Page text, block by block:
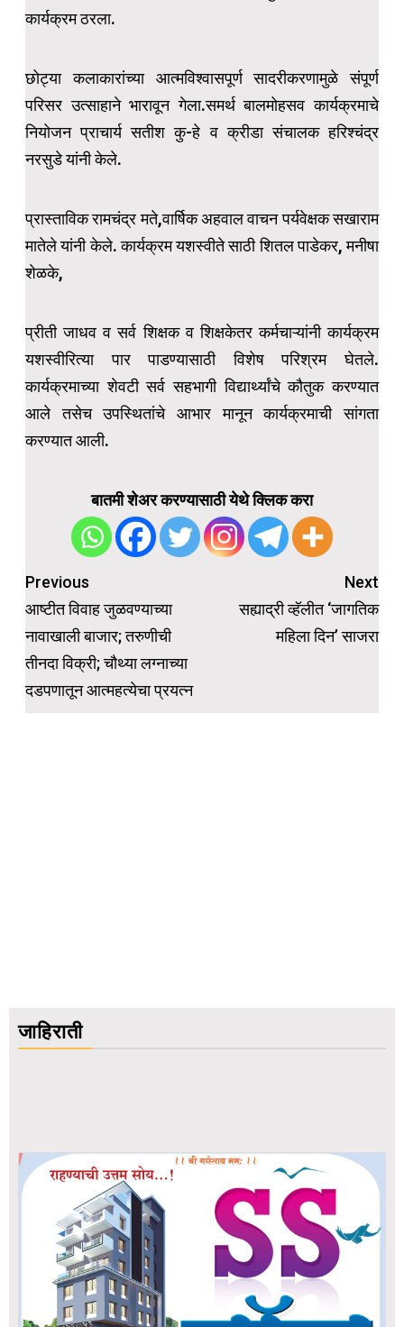
कार्यक्रम ठरला.
छोट्या कलाकारांच्या आत्मविश्वासपूर्ण सादरीकरणामुळे संपूर्ण
परिसर उत्साहाने भारावून गेला.समर्थ बालमोहसव कार्यक्रमाचे
नियोजन प्राचार्य सतीश कु-हे व क्रीडा संचालक हरिश्चंद्र
नरसुडे यांनी केले.
प्रास्ताविक रामचंद्र मते,वार्षिक अहवाल वाचन पर्यवेक्षक सखाराम
मातेले यांनी केले. कार्यक्रम यशस्वीते साठी शितल पाडेकर, मनीषा
शेळके,
प्रीती जाधव व सर्व शिक्षक व शिक्षकेतर कर्मचाऱ्यांनी कार्यक्रम
यशस्वीरित्या पार पाडण्यासाठी विशेष परिश्रम घेतले.
कार्यक्रमाच्या शेवटी सर्व सहभागी विद्यार्थ्यांचे कौतुक करण्यात
आले तसेच उपस्थितांचे आभार मानून कार्यक्रमाची सांगता
करण्यात आली.
बातमी शेअर करण्यासाठी येथे क्लिक करा
Post
navigation
Previous
आष्टीत विवाह जुळवण्याच्या
नावाखाली बाजार; तरुणीची
तीनदा विक्री; चौथ्या लग्नाच्या
दडपणातून आत्महत्येचा प्रयत्न
Next
सह्याद्री व्हॅलीत ‘जागतिक
महिला दिन’ साजरा
जाहिराती